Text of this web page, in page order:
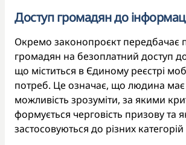
Доступ громадян до
Окремо законопроєкт передбачає
громадян на безоплатний доступ
що міститься в Єдиному реєстрі
потреб. Це означає, що людина
можливість зрозуміти, за якими
формується черговість призову та
застосовуються до різних